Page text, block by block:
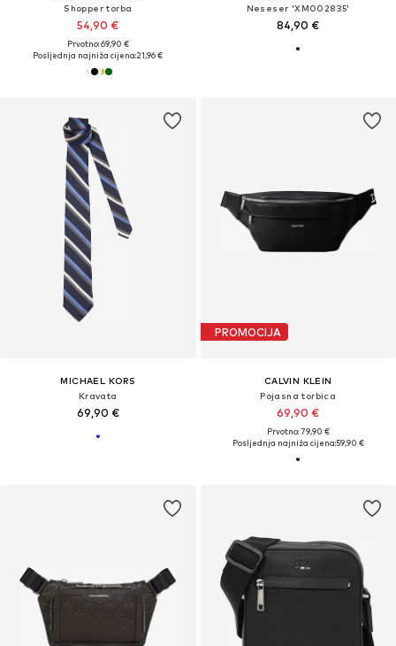
Shopper torba
54,90 €
Prvotno: 69,90 €
Posljednja najniža cijena:21,96 €
Neseser 'XM002835'
84,90 €
MICHAEL KORS
Kravata
69,90 €
PROMOCIJA
CALVIN KLEIN
Pojasna torbica
69,90 €
Prvotno: 79,90 €
Posljednja najniža cijena:59,90 €